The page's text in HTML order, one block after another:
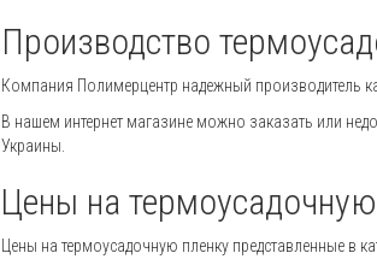
Производство
Компания Полимерцентр надежный производитель
В нашем интернет магазине можно заказать или
Украины.
Цены на
Цены на термоусадочную пленку представленные в